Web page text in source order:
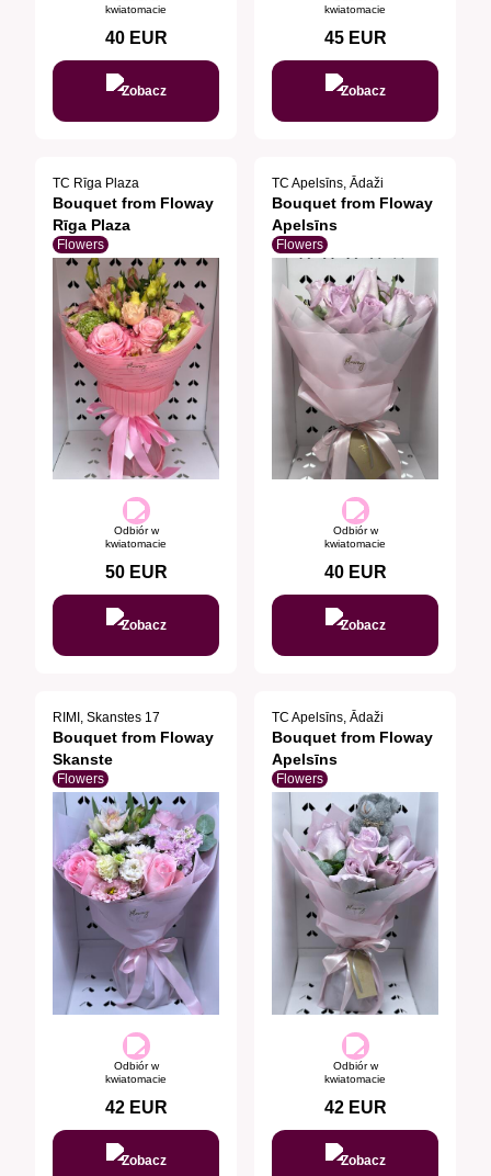
kwiatomacie
40 EUR
Zobacz
kwiatomacie
45 EUR
Zobacz
TC Rīga Plaza
Bouquet from Floway
Rīga Plaza
Flowers
Odbiór w
kwiatomacie
50 EUR
Zobacz
TC Apelsīns, Ādaži
Bouquet from Floway
Apelsīns
Flowers
Odbiór w
kwiatomacie
40 EUR
Zobacz
RIMI, Skanstes 17
Bouquet from Floway
Skanste
Flowers
Odbiór w
kwiatomacie
42 EUR
Zobacz
TC Apelsīns, Ādaži
Bouquet from Floway
Apelsīns
Flowers
Odbiór w
kwiatomacie
42 EUR
Zobacz